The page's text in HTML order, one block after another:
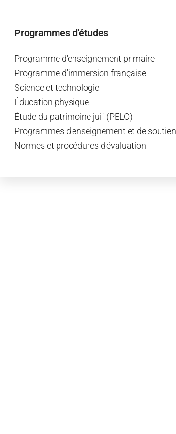
Programmes d'études
Programme d'enseignement primaire
Programme d'immersion française
Science et technologie
Éducation physique
Étude du patrimoine juif (PELO)
Programmes d'enseignement et de soutien
Normes et procédures d'évaluation